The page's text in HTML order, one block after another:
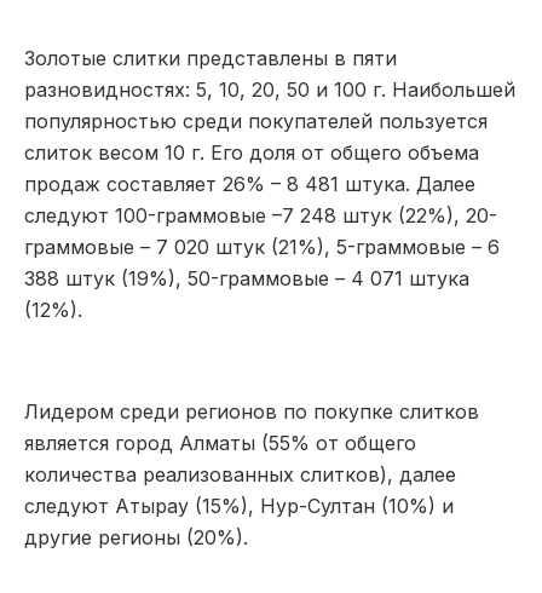
Золотые слитки представлены в пяти
разновидностях: 5, 10, 20, 50 и 100 г. Наибольшей
популярностью среди покупателей пользуется
слиток весом 10 г. Его доля от общего объема
продаж составляет 26% – 8 481 штука. Далее
следуют 100-граммовые –7 248 штук (22%), 20-
граммовые – 7 020 штук (21%), 5-граммовые – 6
388 штук (19%), 50-граммовые – 4 071 штука
(12%).
Лидером среди регионов по покупке слитков
является город Алматы (55% от общего
количества реализованных слитков), далее
следуют Атырау (15%), Нур-Султан (10%) и
другие регионы (20%).